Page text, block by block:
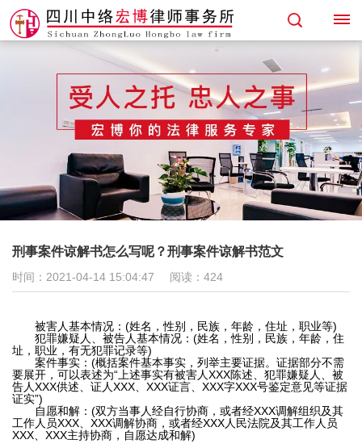
首
页
专
业
领
域
找
师
资
深
专
业
成
功
刑事案件谅解书怎么写呢？刑事案件谅解书范文
时间：2021-04-14 15:04:47 阅读： 424
被害人基本情况：(姓名，性别，民族，年龄，住址，职业等)
犯罪嫌疑人、被告人基本情况：(姓名，性别，民族，年龄，住
址，职业，有无犯罪记录等)
案件事实：(概括案件基本事实，列举主要证据。证据部分不需
要展开，可以表述为“上述事实有被害人XXX陈述、犯罪嫌疑人、被
告人XXX供述、证人XXX、XXX证言、XXX字XXX号鉴定意见等证据
证实”)
自愿和解：(双方当事人经自行协商，或者经XXX调解组织及其
工作人员XXX、XXX调解协商，或者经XXX人民法院及其工作人员
XXX、XXX主持协商，自愿达成和解)